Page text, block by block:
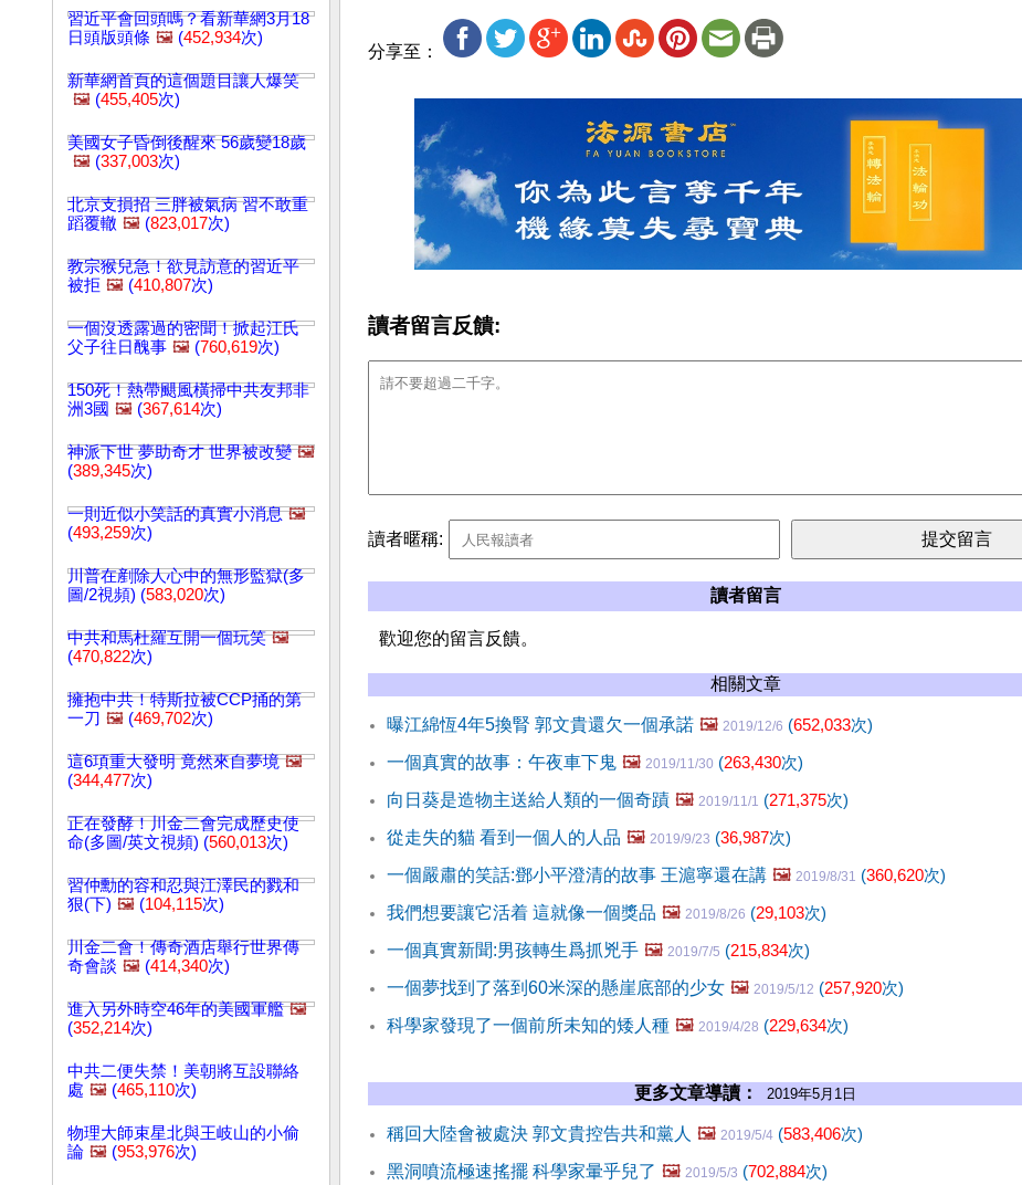
習近平會回頭嗎？看新華網3月18
日頭版頭條 🖼️ (452,934次)
新華網首頁的這個題目讓人爆笑
🖼️ (455,405次)
美國女子昏倒後醒來 56歲變18歲
🖼️ (337,003次)
北京支損招 三胖被氣病 習不敢重
蹈覆轍 🖼️ (823,017次)
教宗猴兒急！欲見訪意的習近平
被拒 🖼️ (410,807次)
一個沒透露過的密聞！掀起江氏
父子往日醜事 🖼️ (760,619次)
150死！熱帶颶風橫掃中共友邦非
洲3國 🖼️ (367,614次)
神派下世 夢助奇才 世界被改變 🖼️
(389,345次)
一則近似小笑話的真實小消息 🖼️
(493,259次)
川普在剷除人心中的無形監獄(多
圖/2視頻) (583,020次)
中共和馬杜羅互開一個玩笑 🖼️
(470,822次)
擁抱中共！特斯拉被CCP捅的第
一刀 🖼️ (469,702次)
這6項重大發明 竟然來自夢境 🖼️
(344,477次)
正在發酵！川金二會完成歷史使
命(多圖/英文視頻) (560,013次)
習仲勳的容和忍與江澤民的戮和
狠(下) 🖼️ (104,115次)
川金二會！傳奇酒店舉行世界傳
奇會談 🖼️ (414,340次)
進入另外時空46年的美國軍艦 🖼️
(352,214次)
中共二便失禁！美朝將互設聯絡
處 🖼️ (465,110次)
物理大師束星北與王岐山的小偷
論 🖼️ (953,976次)
分享至：
讀者留言反饋:
讀者暱稱:
讀者留言
歡迎您的留言反饋。
相關文章
曝江綿恆4年5換腎 郭文貴還欠一個承諾 🖼️ 2019/12/6 (652,033次)
一個真實的故事：午夜車下鬼 🖼️ 2019/11/30 (263,430次)
向日葵是造物主送給人類的一個奇蹟 🖼️ 2019/11/1 (271,375次)
從走失的貓 看到一個人的人品 🖼️ 2019/9/23 (36,987次)
一個嚴肅的笑話:鄧小平澄清的故事 王滬寧還在講 🖼️ 2019/8/31 (360,620次)
我們想要讓它活着 這就像一個獎品 🖼️ 2019/8/26 (29,103次)
一個真實新聞:男孩轉生爲抓兇手 🖼️ 2019/7/5 (215,834次)
一個夢找到了落到60米深的懸崖底部的少女 🖼️ 2019/5/12 (257,920次)
科學家發現了一個前所未知的矮人種 🖼️ 2019/4/28 (229,634次)
更多文章導讀： 2019年5月1日
稱回大陸會被處決 郭文貴控告共和黨人 🖼️ 2019/5/4 (583,406次)
黑洞噴流極速搖擺 科學家暈乎兒了 🖼️ 2019/5/3 (702,884次)